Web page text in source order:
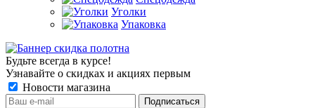
Уголки
Упаковка
Будьте всегда в курсе!
Узнавайте о скидках и акциях первым
Новости магазина